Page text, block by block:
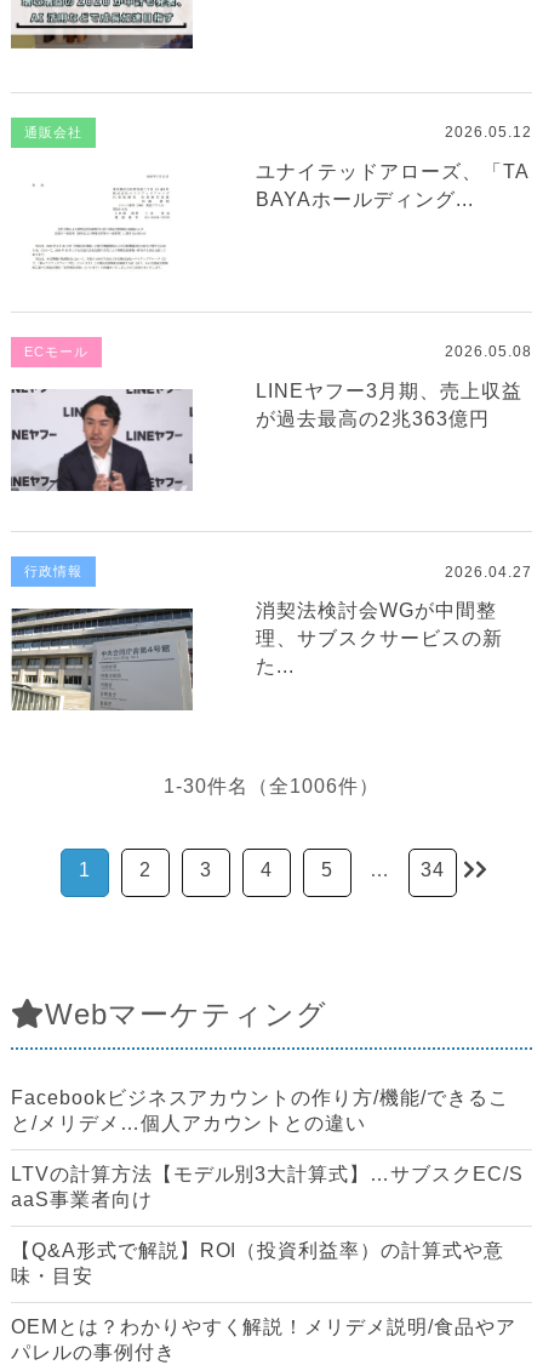
通販会社 2026.05.12
ユナイテッドアローズ、「TA
BAYAホールディング...
ECモール 2026.05.08
LINEヤフー3月期、売上収益
が過去最高の2兆363億円
行政情報 2026.04.27
消契法検討会WGが中間整
理、サブスクサービスの新
た...
1-30件名（全1006件）
1 2 3 4 5 … 34
Webマーケティング
Facebookビジネスアカウントの作り方/機能/できるこ
と/メリデメ…個人アカウントとの違い
LTVの計算方法【モデル別3大計算式】…サブスクEC/S
aaS事業者向け
【Q&A形式で解説】ROI（投資利益率）の計算式や意
味・目安
OEMとは？わかりやすく解説！メリデメ説明/食品やア
パレルの事例付き